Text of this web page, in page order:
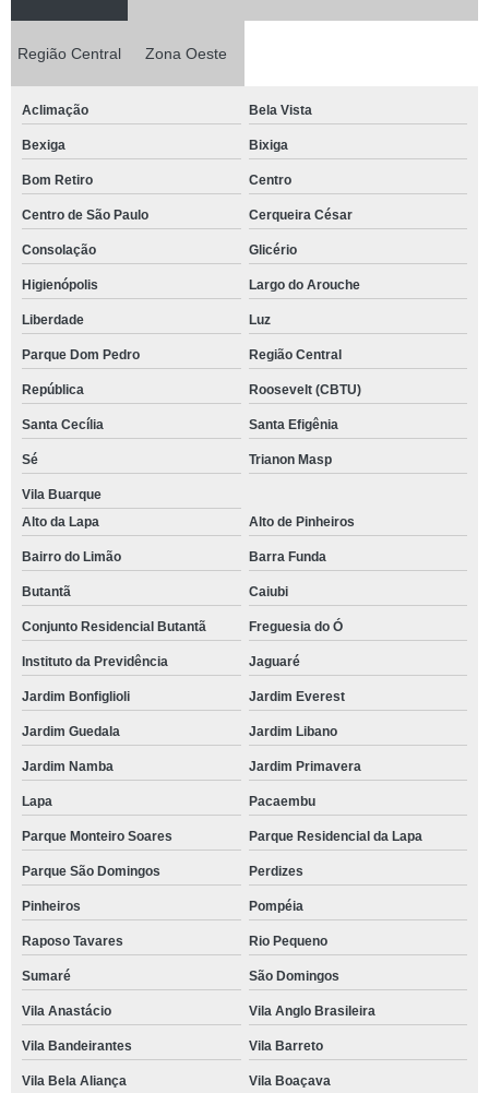
Região Central Zona Oeste
Aclimação Bela Vista
Bexiga Bixiga
Bom Retiro Centro
Centro de São Paulo Cerqueira César
Consolação Glicério
Higienópolis Largo do Arouche
Liberdade Luz
Parque Dom Pedro Região Central
República Roosevelt (CBTU)
Santa Cecília Santa Efigênia
Sé Trianon Masp
Vila Buarque
Alto da Lapa
Alto de Pinheiros
Bairro do Limão Barra Funda
Butantã Caiubi
Conjunto Residencial Butantã Freguesia do Ó
Instituto da Previdência Jaguaré
Jardim Bonfiglioli Jardim Everest
Jardim Guedala Jardim Libano
Jardim Namba Jardim Primavera
Lapa Pacaembu
Parque Monteiro Soares Parque Residencial da Lapa
Parque São Domingos Perdizes
Pinheiros Pompéia
Raposo Tavares Rio Pequeno
Sumaré São Domingos
Vila Anastácio Vila Anglo Brasileira
Vila Bandeirantes Vila Barreto
Vila Bela Aliança Vila Boaçava